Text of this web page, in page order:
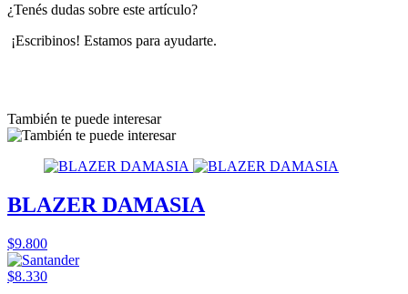
¿Tenés dudas sobre este artículo?
¡Escribinos! Estamos para ayudarte.
También te puede interesar
BLAZER DAMASIA
$9.800
$8.330